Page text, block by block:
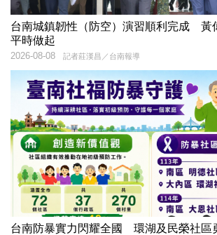
台南城鎮韌性（防空）演習順利完成 黃
平時做起
記者莊漢昌／台南報導
2026-08-08
台南防暴實力閃耀全國 環湖及民榮社區